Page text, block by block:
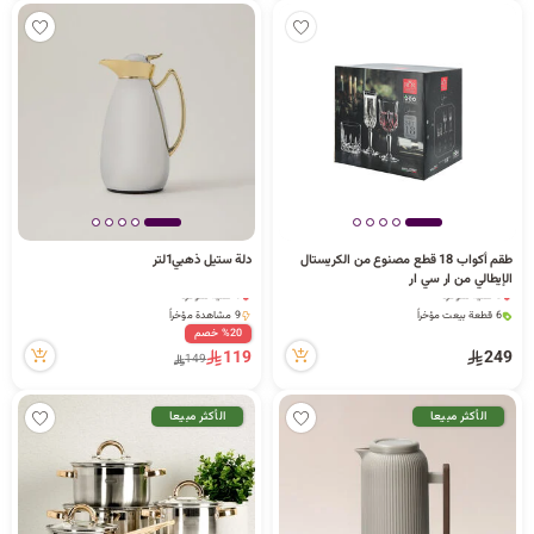
طقم أكواب 18 قطع مصنوع من الكريستال
الإيطالي من ار سي ار
9 كمية متوفرة
6 قطعة بيعت مؤخراً
9 كمية متوفرة
37 مشاهدة مؤخراً
249
دلة ستيل ذهبي1لتر
9 مشاهدة مؤخراً
1 كمية متوفرة
9 مشاهدة مؤخراً
%20 خصم
119
149
الأكثر مبيعا الأكثر مبيعا